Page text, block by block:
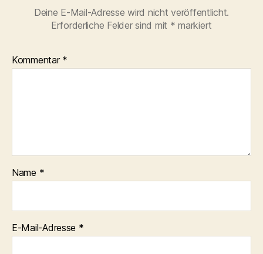
Deine E-Mail-Adresse wird nicht veröffentlicht.
Erforderliche Felder sind mit * markiert
Kommentar *
Name *
E-Mail-Adresse *